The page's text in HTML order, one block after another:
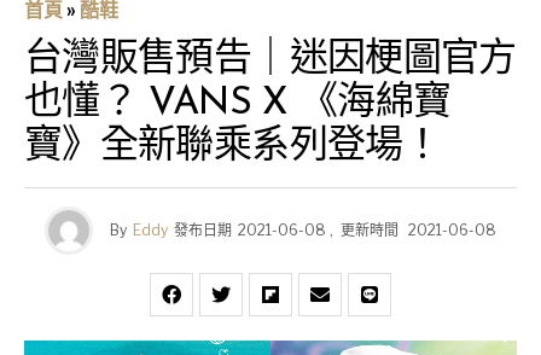
首頁 » 酷鞋
台灣販售預告｜迷因梗圖官方
也懂？ VANS X 《海綿寶
寶》全新聯乘系列登場！
By Eddy 發布日期 2021-06-08 , 更新時間 2021-06-08